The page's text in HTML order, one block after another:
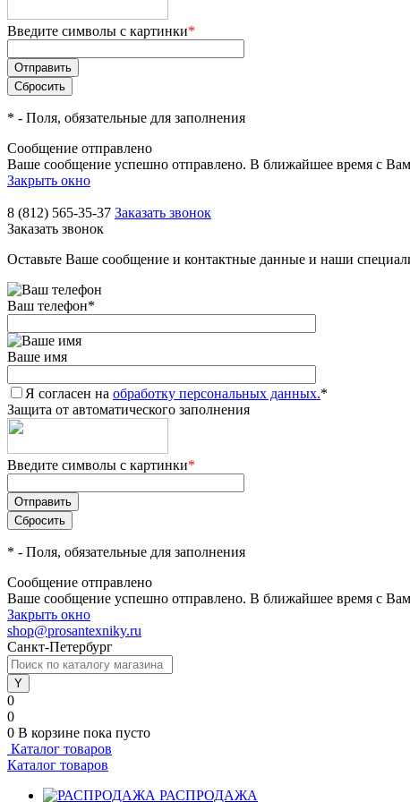
Введите символы с картинки*
* - Поля, обязательные для заполнения
Сообщение отправлено
Ваше сообщение успешно отправлено. В ближайшее время с
Закрыть окно
8 (812) 565-35-37 Заказать звонок
Заказать звонок
Оставьте Ваше сообщение и контактные данные и наши
Ваш телефон*
Ваше имя
Я согласен на обработку персональных данных.*
Защита от автоматического заполнения
Введите символы с картинки*
* - Поля, обязательные для заполнения
Сообщение отправлено
Ваше сообщение успешно отправлено. В ближайшее время с
Закрыть окно
shop@prosantexniky.ru
Санкт-Петербург
0
0
0 В корзине пока пусто
Каталог товаров
Каталог товаров
РАСПРОДАЖА